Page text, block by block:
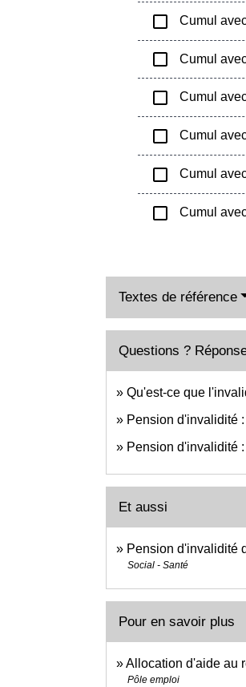
check_box_outline_blank Cumul
check_box_outline_blank Cumul
check_box_outline_blank Cumul
check_box_outline_blank Cumul
check_box_outline_blank Cumul
check_box_outline_blank Cumul
Textes de référence
Questions ?
Qu'est-ce que
Pension d'invalidité
Pension d'invalidité
Et aussi
Pension d'invalidité
Social - Santé
Pour en savoir plus
Allocation d'aide au
Pôle emploi